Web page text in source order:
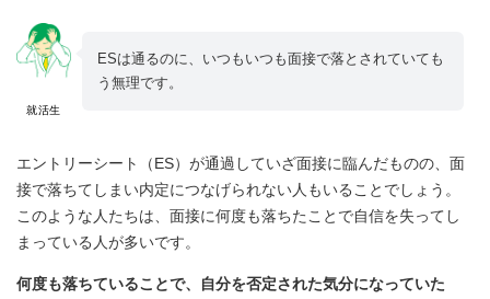
就活生
ESは通るのに、いつもいつも面接で落とされていても
う無理です。
エントリーシート（ES）が通過していざ面接に臨んだものの、面
接で落ちてしまい内定につなげられない人もいることでしょう。
このような人たちは、面接に何度も落ちたことで自信を失ってし
まっている人が多いです。
何度も落ちていることで、自分を否定された気分になっていた